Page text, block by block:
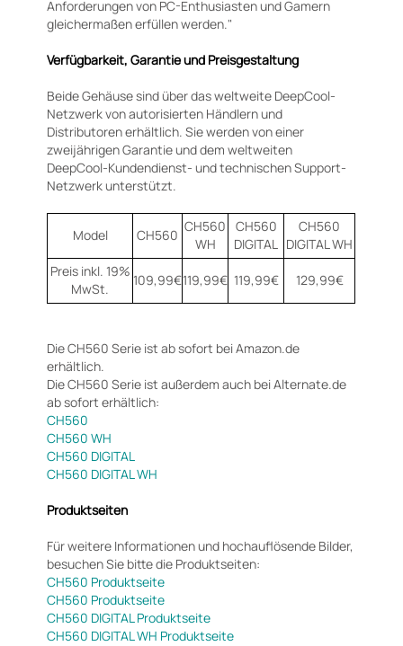
Anforderungen von PC-Enthusiasten und Gamern
gleichermaßen erfüllen werden."
Verfügbarkeit, Garantie und Preisgestaltung
Beide Gehäuse sind über das weltweite DeepCool-
Netzwerk von autorisierten Händlern und
Distributoren erhältlich. Sie werden von einer
zweijährigen Garantie und dem weltweiten
DeepCool-Kundendienst- und technischen Support-
Netzwerk unterstützt.
Model CH560
CH560
WH
CH560
DIGITAL
CH560
DIGITAL WH
Preis inkl. 19%
MwSt.
109,99€119,99€ 119,99€ 129,99€
Die CH560 Serie ist ab sofort bei Amazon.de
erhältlich.
Die CH560 Serie ist außerdem auch bei Alternate.de
ab sofort erhältlich:
CH560
CH560 WH
CH560 DIGITAL
CH560 DIGITAL WH
Produktseiten
Für weitere Informationen und hochauflösende Bilder,
besuchen Sie bitte die Produktseiten:
CH560 Produktseite
CH560 Produktseite
CH560 DIGITAL Produktseite
CH560 DIGITAL WH Produktseite